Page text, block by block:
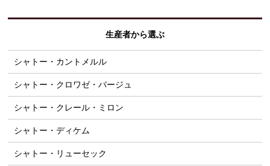
生産者から選ぶ
シャトー・カントメルル
シャトー・クロワゼ・バージュ
シャトー・クレール・ミロン
シャトー・ディケム
シャトー・リューセック